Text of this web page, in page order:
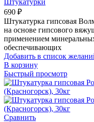
690 ₽
Штукатурка гипсовая
на основе гипсового
применением
обеспечивающих
Добавить в список
В корзину
Быстрый просмотр
Сравнить